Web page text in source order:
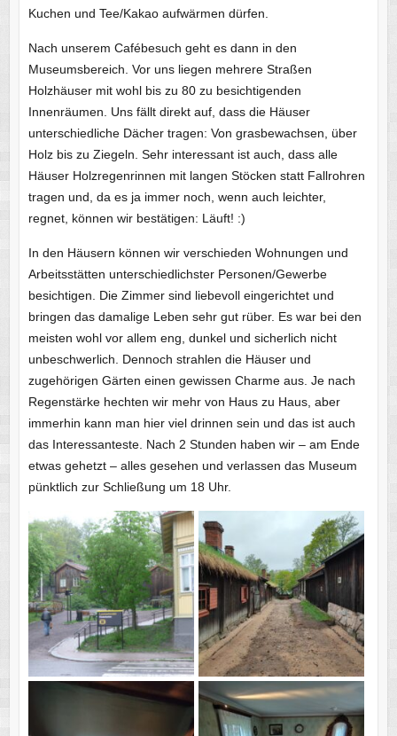
Kuchen und Tee/Kakao aufwärmen dürfen.
Nach unserem Cafébesuch geht es dann in den
Museumsbereich. Vor uns liegen mehrere Straßen
Holzhäuser mit wohl bis zu 80 zu besichtigenden
Innenräumen. Uns fällt direkt auf, dass die Häuser
unterschiedliche Dächer tragen: Von grasbewachsen, über
Holz bis zu Ziegeln. Sehr interessant ist auch, dass alle
Häuser Holzregenrinnen mit langen Stöcken statt Fallrohren
tragen und, da es ja immer noch, wenn auch leichter,
regnet, können wir bestätigen: Läuft! :)
In den Häusern können wir verschieden Wohnungen und
Arbeitsstätten unterschiedlichster Personen/Gewerbe
besichtigen. Die Zimmer sind liebevoll eingerichtet und
bringen das damalige Leben sehr gut rüber. Es war bei den
meisten wohl vor allem eng, dunkel und sicherlich nicht
unbeschwerlich. Dennoch strahlen die Häuser und
zugehörigen Gärten einen gewissen Charme aus. Je nach
Regenstärke hechten wir mehr von Haus zu Haus, aber
immerhin kann man hier viel drinnen sein und das ist auch
das Interessanteste. Nach 2 Stunden haben wir – am Ende
etwas gehetzt – alles gesehen und verlassen das Museum
pünktlich zur Schließung um 18 Uhr.